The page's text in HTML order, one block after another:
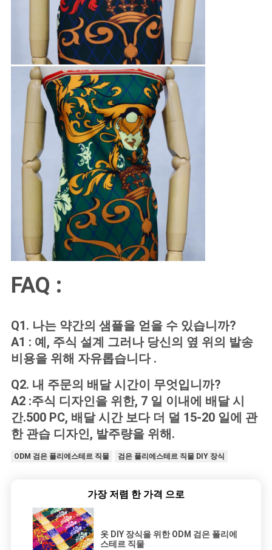
FAQ :
Q1. 나는 약간의 샘플을 얻을 수 있습니까?
A1 : 예, 주식 설계 그러나 당신의 옆 위의 발송
비용을 위해 자유롭습니다 .
Q2. 내 주문의 배달 시간이 무엇입니까?
A2 :주식 디자인을 위한, 7 일 이내에 배달 시
간.500 PC, 배달 시간 보다 더 덜 15-20 일에 관
한 관습 디자인, 발주량을 위해.
ODM 검은 폴리에스테르 직물 검은 폴리에스테르 직물 DIY 장식
가장 저렴 한 가격 으로
옷 DIY 장식을 위한 ODM 검은 폴리에
스테르 직물